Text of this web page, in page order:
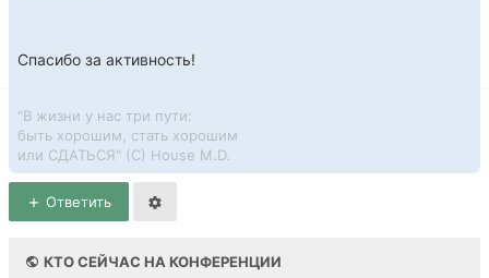
Спасибо за активность!
"В жизни у нас три пути:
быть хорошим, стать хорошим
или СДАТЬСЯ" (С) House M.D.
Ответить
КТО СЕЙЧАС НА КОНФЕРЕНЦИИ